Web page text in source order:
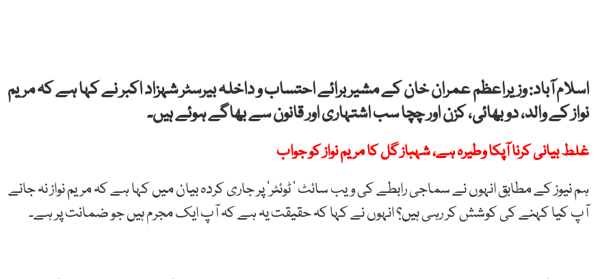
اسلام آباد: وزیراعظم عمران خان کے مشیر برائے احتساب و داخلہ بیرسٹر شہزاد اکبر نے کہا ہے کہ مریم
نواز کے والد، دو بھائی، کزن اور چچا سب اشتہاری اور قانون سے بھاگے ہوئے ہیں۔
غلط بیانی کرنا آپکا وطیرہ ہے، شہباز گل کا مریم نواز کو جواب
ہم نیوز کے مطابق انہوں نے سماجی رابطے کی ویب سائٹ ’ ٹوئٹر‘ پر جاری کردہ بیان میں کہا ہے کہ مریم نواز نہ جانے
آپ کیا کہنے کی کوشش کر رہی ہیں؟ انہوں نے کہا کہ حقیقت یہ ہے کہ آپ ایک مجرم ہیں جو ضمانت پر ہے۔